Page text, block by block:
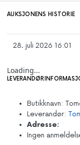
AUKSJONENS HISTORIE
28. juli 2026 16:01
Loading...
Butikknavn:
Leverandør:
Adresse:
Ingen